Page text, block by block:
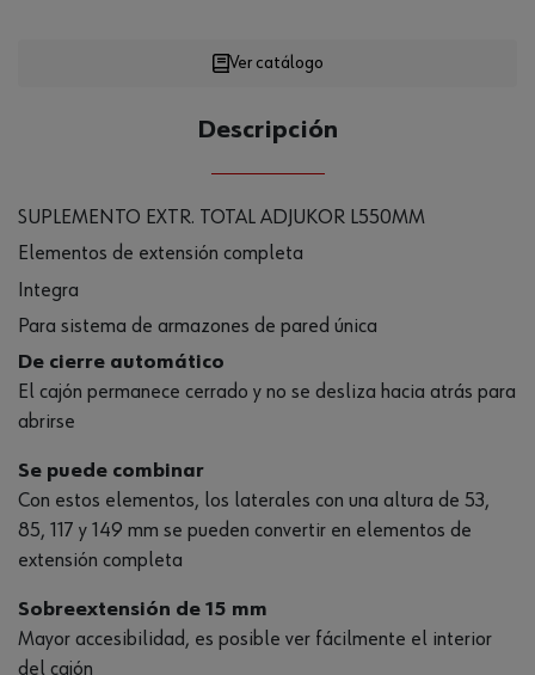
Ver catálogo
Descripción
SUPLEMENTO EXTR. TOTAL ADJUKOR L550MM
Elementos de extensión completa
Integra
Para sistema de armazones de pared única
De cierre automático
El cajón permanece cerrado y no se desliza hacia atrás para
abrirse
Se puede combinar
Con estos elementos, los laterales con una altura de 53,
85, 117 y 149 mm se pueden convertir en elementos de
extensión completa
Sobreextensión de 15 mm
Mayor accesibilidad, es posible ver fácilmente el interior
del cajón